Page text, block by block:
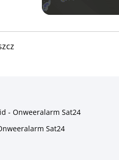
- Onweeralarm Sat24
Sat24